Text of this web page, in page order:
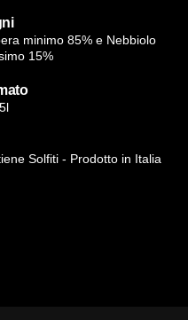
minimo 85% e Nebbiolo
15%
Solfiti - Prodotto in Italia